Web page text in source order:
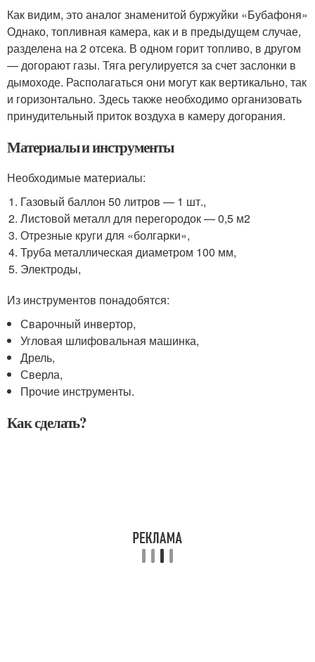
Как видим, это аналог знаменитой буржуйки «Бубафоня»
Однако, топливная камера, как и в предыдущем случае,
разделена на 2 отсека. В одном горит топливо, в другом
— догорают газы. Тяга регулируется за счет заслонки в
дымоходе. Располагаться они могут как вертикально, так
и горизонтально. Здесь также необходимо организовать
принудительный приток воздуха в камеру догорания.
Материалы и инструменты
Необходимые материалы:
Газовый баллон 50 литров — 1 шт.,
Листовой металл для перегородок — 0,5 м2
Отрезные круги для «болгарки»,
Труба металлическая диаметром 100 мм,
Электроды,
Из инструментов понадобятся:
Сварочный инвертор,
Угловая шлифовальная машинка,
Дрель,
Сверла,
Прочие инструменты.
Как сделать?